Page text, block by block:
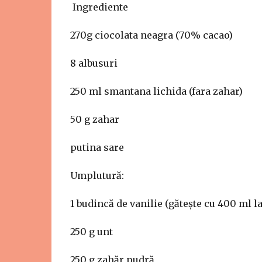
Ingrediente
270g ciocolata neagra (70% cacao)
8 albusuri
250 ml smantana lichida (fara zahar)
50 g zahar
putina sare
Umplutură:
1 budincă de vanilie (gătește cu 400 ml
250 g unt
250 g zahăr pudră